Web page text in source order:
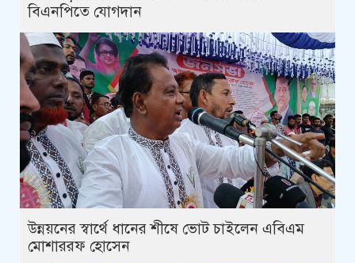
বিএনপিতে যোগদান
উন্নয়নের স্বার্থে ধানের শীষে ভোট চাইলেন এবিএম
মোশাররফ হোসেন